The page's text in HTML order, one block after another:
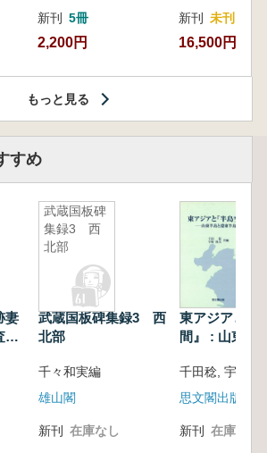
新刊 5冊
2,200円
新刊 未刊
16,500円
もっと見る
すめ
妻
報
武蔵国板碑
集録3 西
北部
武蔵国板碑集録3 西
北部
千々和実編
雄山閣
新刊 在庫なし
東アジアと『
間』 : 山東半
千田稔, 宇野隆
思文閣出版
新刊 在庫なし